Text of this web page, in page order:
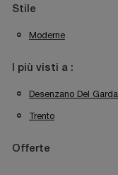
Stile
Moderne
I più visti a :
Desenzano Del Garda
Trento
Offerte